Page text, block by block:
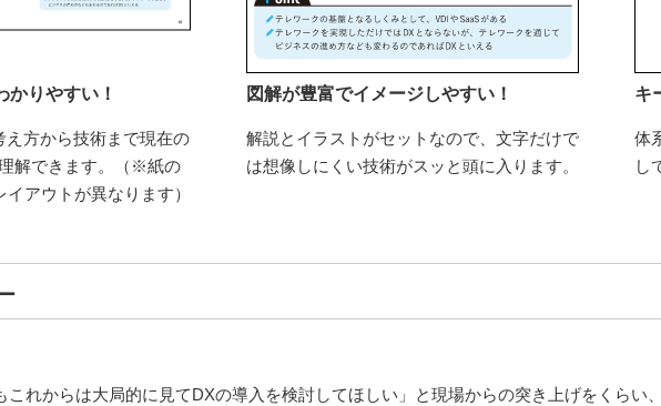
かりやすい！
え方から技術まで現在の
解できます。（※紙の
アウトが異なります）
図解が豊富でイメージしやすい！
解説とイラストがセットなので、文字だけで
は想像しにくい技術がスッと頭に入ります。
キ
体
し
これからは大局的に見てDXの導入を検討してほしい」と現場からの突き上げをくらい